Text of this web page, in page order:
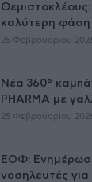
καλύτερη φάση
25 Φεβρουαρίου
Νέα 360°
PHARMA με
25 Φεβρουαρίου
ΕΟΦ:
νοσηλευτές